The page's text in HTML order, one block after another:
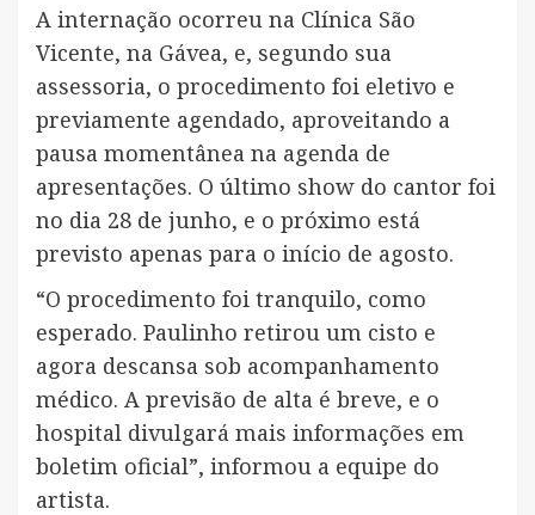
A internação ocorreu na Clínica São
Vicente, na Gávea, e, segundo sua
assessoria, o procedimento foi eletivo e
previamente agendado, aproveitando a
pausa momentânea na agenda de
apresentações. O último show do cantor foi
no dia 28 de junho, e o próximo está
previsto apenas para o início de agosto.
“O procedimento foi tranquilo, como
esperado. Paulinho retirou um cisto e
agora descansa sob acompanhamento
médico. A previsão de alta é breve, e o
hospital divulgará mais informações em
boletim oficial”, informou a equipe do
artista.